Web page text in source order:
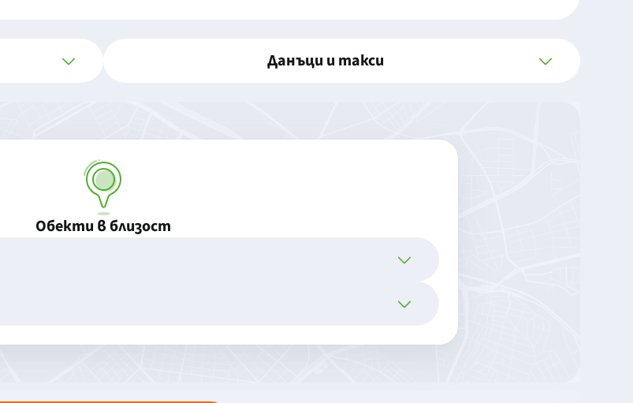
Данъци и такси
Обекти в близост